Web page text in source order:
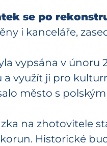
se po
i kanceláře,
vypsána v
využít ji pro
město s
na zhotovitele
Historické